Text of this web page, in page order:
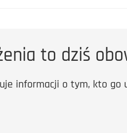
to dziś
informacji o tym, kto go